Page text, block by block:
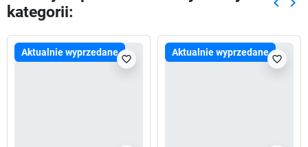
kategorii:
Aktualnie wyprzedane
favorite_border
Aktualnie wyprzedane
favorite_border